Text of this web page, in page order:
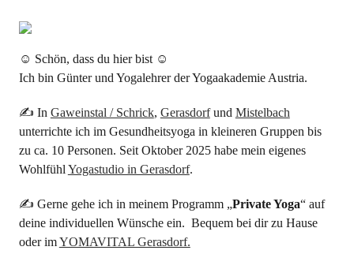
☺ Schön, dass du hier bist ☺
Ich bin Günter und Yogalehrer der Yogaakademie Austria.
✍ In Gaweinstal / Schrick, Gerasdorfund Mistelbach
unterrichte ich im Gesundheitsyoga in kleineren Gruppen bis
zu ca. 10 Personen. Seit Oktober 2025 habe mein eigenes
Wohlfühl Yogastudio in Gerasdorf.
✍ Gerne gehe ich in meinem Programm „Private Yoga“ auf
deine individuellen Wünsche ein. Bequem bei dir zu Hause
oder imYOMAVITAL Gerasdorf.